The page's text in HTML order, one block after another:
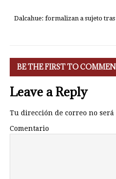
Dalcahue: formalizan a sujeto
BE THE FIRST TO
Leave a Reply
Tu dirección de correo no
Comentario